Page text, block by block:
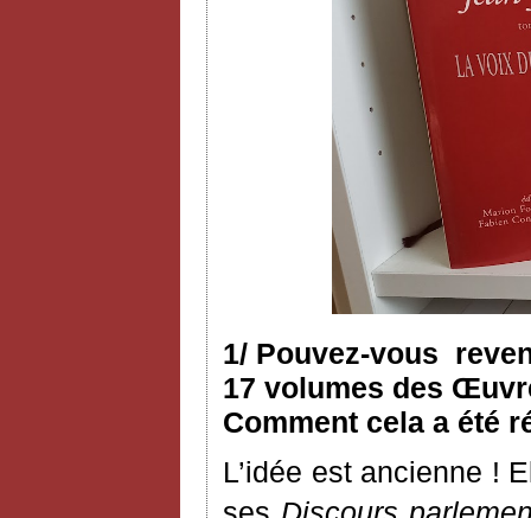
1/ Pouvez-vous
17 volumes des
Comment cela a été
L’idée est ancienne !